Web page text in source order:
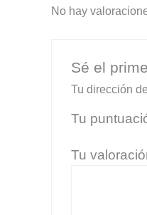
No hay
Sé el
Tu dirección
Tu
Tu